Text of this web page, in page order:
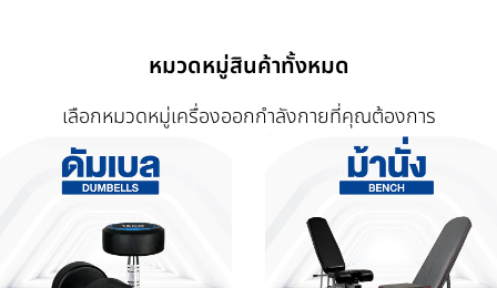
หมวดหมู่สินค้าทั้งหมด
เลือกหมวดหมู่เครื่องออกกำลังกายที่คุณต้องการ